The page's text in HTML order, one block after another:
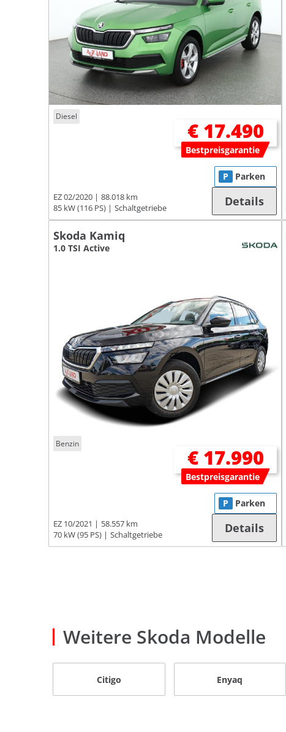
Diesel
€ 17.490
Bestpreisgarantie
EZ 02/2020
88.018 km
85 kW (116 PS)
Schaltgetriebe
P Parken
Details
Skoda Kamiq
1.0 TSI Active
Benzin
€ 17.990
Bestpreisgarantie
EZ 10/2021
58.557 km
70 kW (95 PS)
Schaltgetriebe
P Parken
Details
Weitere Skoda Modelle
Citigo Enyaq